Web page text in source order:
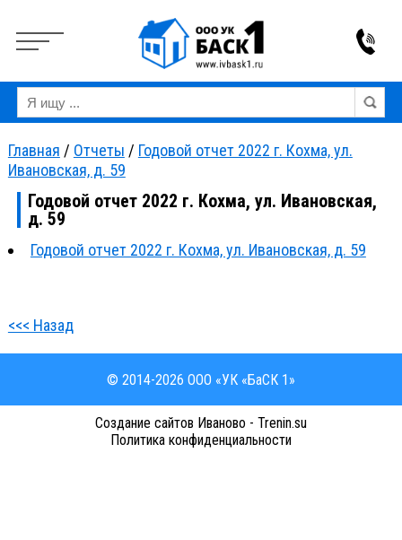
Версия для слабовидящих: Вкл Изображения: Выкл
Главная / Отчеты / Годовой отчет 2022 г. Кохма, ул.
Ивановская, д. 59
Годовой отчет 2022 г. Кохма, ул. Ивановская,
д. 59
Годовой отчет 2022 г. Кохма, ул. Ивановская, д. 59
<<< Назад
© 2014-2026 ООО «УК «БаСК 1»
Cоздание сайтов Иваново - Trenin.su
Политика конфиденциальности